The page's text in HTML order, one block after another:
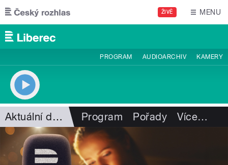
Přejít k hlavnímu obsahu
ŽIVĚ MENU
PROGRAM AUDIOARCHIV KAMERY
Aktuální dění Program Pořady Více…